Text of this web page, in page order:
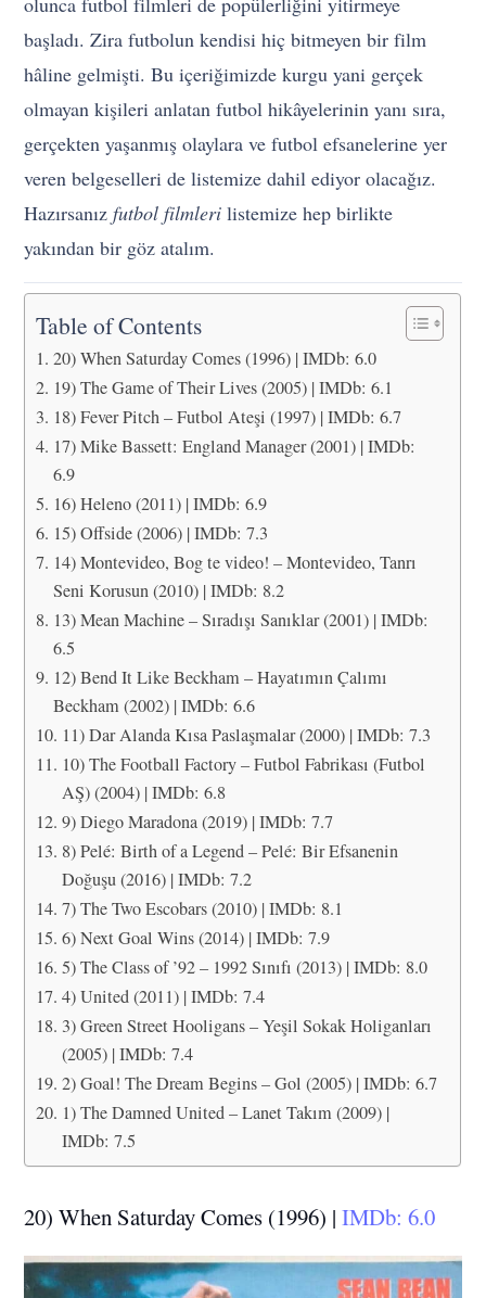
başladı. Zira futbolun kendisi hiç bitmeyen bir film
hâline gelmişti. Bu içeriğimizde kurgu yani gerçek
olmayan kişileri anlatan futbol hikâyelerinin yanı sıra,
gerçekten yaşanmış olaylara ve futbol efsanelerine yer
veren belgeselleri de listemize dahil ediyor olacağız.
Hazırsanızfutbol filmleri listemize hep birlikte
yakından bir göz atalım.
Table of Contents
20) When Saturday Comes (1996) | IMDb: 6.0
19) The Game of Their Lives (2005) | IMDb: 6.1
18) Fever Pitch – Futbol Ateşi (1997) | IMDb: 6.7
17) Mike Bassett: England Manager (2001) | IMDb:
6.9
16) Heleno (2011) | IMDb: 6.9
15) Offside (2006) | IMDb: 7.3
14) Montevideo, Bog te video! – Montevideo, Tanrı
Seni Korusun (2010) | IMDb: 8.2
13) Mean Machine – Sıradışı Sanıklar (2001) | IMDb:
6.5
12) Bend It Like Beckham – Hayatımın Çalımı
Beckham (2002) | IMDb: 6.6
11) Dar Alanda Kısa Paslaşmalar (2000) | IMDb: 7.3
10) The Football Factory – Futbol Fabrikası (Futbol
AŞ) (2004) | IMDb: 6.8
9) Diego Maradona (2019) | IMDb: 7.7
8) Pelé: Birth of a Legend – Pelé: Bir Efsanenin
Doğuşu (2016) | IMDb: 7.2
7) The Two Escobars (2010) | IMDb: 8.1
6) Next Goal Wins (2014) | IMDb: 7.9
5) The Class of ’92 – 1992 Sınıfı (2013) | IMDb: 8.0
4) United (2011) | IMDb: 7.4
3) Green Street Hooligans – Yeşil Sokak Holiganları
(2005) | IMDb: 7.4
2) Goal! The Dream Begins – Gol (2005) | IMDb: 6.7
1) The Damned United – Lanet Takım (2009) |
IMDb: 7.5
20) When Saturday Comes (1996) |IMDb: 6.0